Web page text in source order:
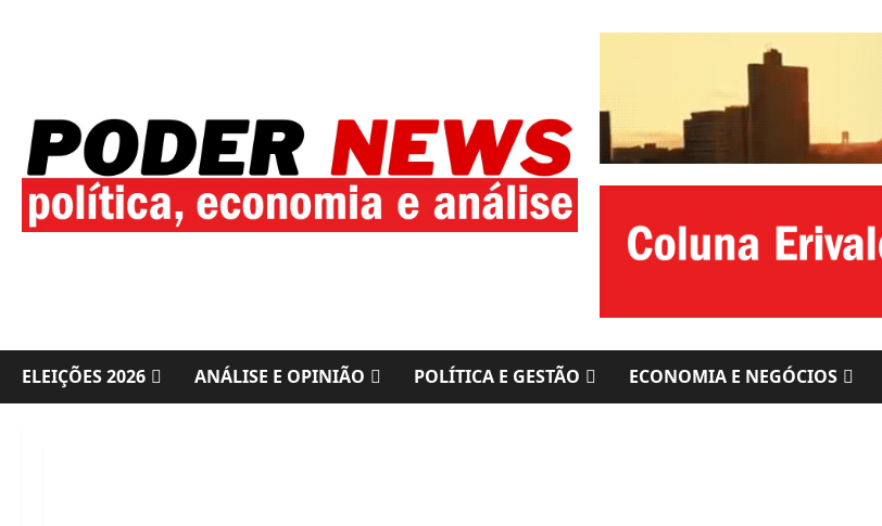
ELEIÇÕES 2026 ANÁLISE E OPINIÃO POLÍTICA E GESTÃO ECONOMIA E NEGÓCIOS